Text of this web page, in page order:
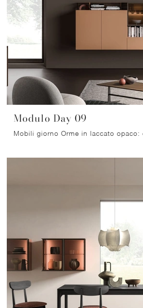
Modulo Day 09